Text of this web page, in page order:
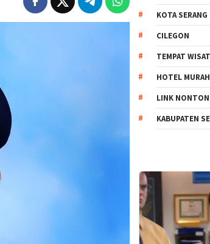
KOTA SERANG
CILEGON
TEMPAT
HOTEL MURAH
LINK NONTON
KABUPATEN